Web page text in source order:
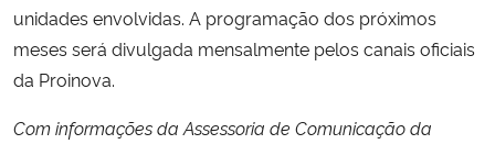
unidades envolvidas. A programação dos próximos
meses será divulgada mensalmente pelos canais oficiais
da Proinova.
Com informações da Assessoria de Comunicação da